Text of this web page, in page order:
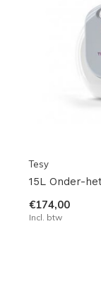
Tesy
15L Onder-
€174,00
Incl. btw